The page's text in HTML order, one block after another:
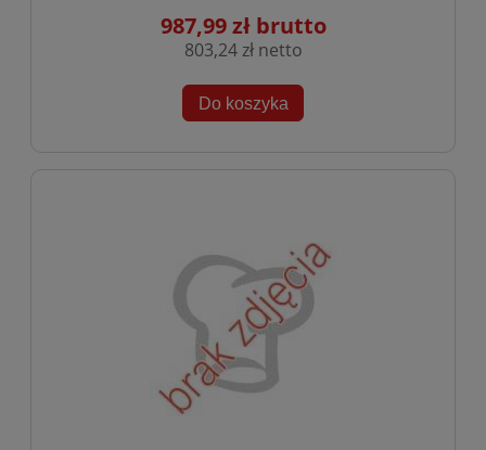
987,99 zł
803,24 zł
Do koszyka